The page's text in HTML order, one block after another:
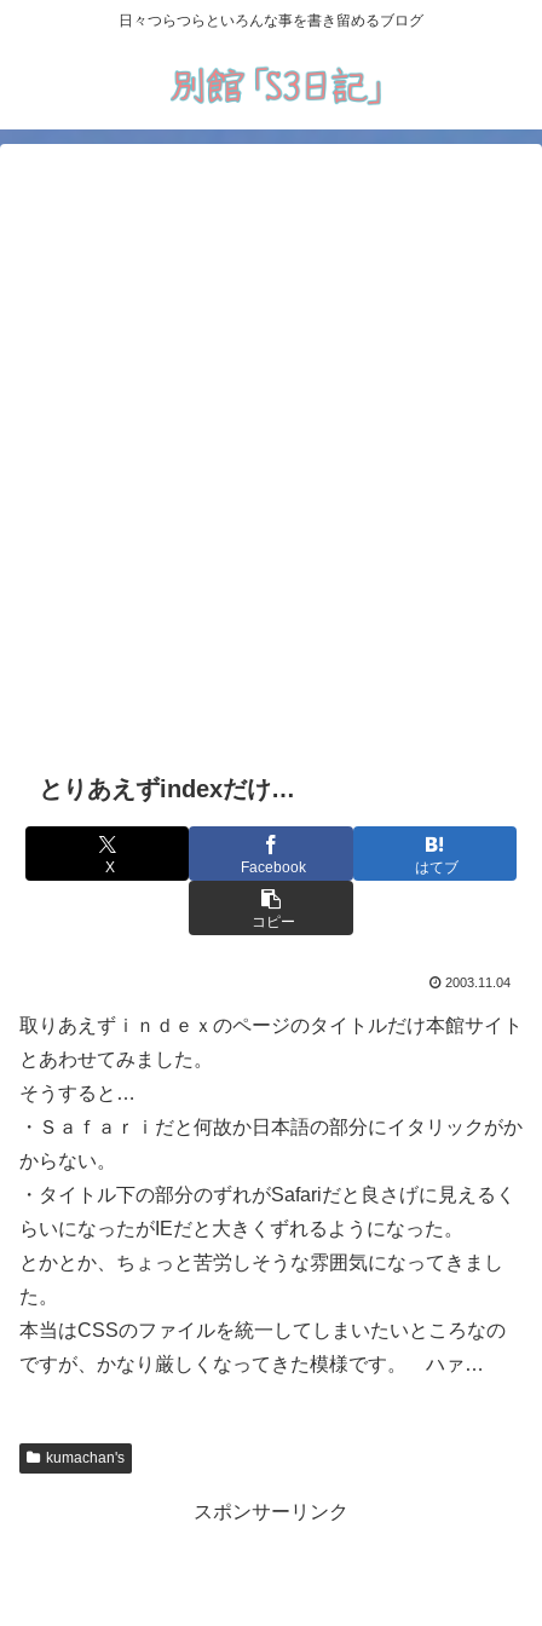
日々つらつらといろんな事を書き留めるブログ
とりあえずindexだけ…
X Facebook はてブ
コピー
2003.11.04
取りあえずｉｎｄｅｘのページのタイトルだけ本館サイト
とあわせてみました。
そうすると…
・Ｓａｆａｒｉだと何故か日本語の部分にイタリックがか
からない。
・タイトル下の部分のずれがSafariだと良さげに見えるく
らいになったがIEだと大きくずれるようになった。
とかとか、ちょっと苦労しそうな雰囲気になってきまし
た。
本当はCSSのファイルを統一してしまいたいところなの
ですが、かなり厳しくなってきた模様です。 ハァ…
kumachan's
スポンサーリンク